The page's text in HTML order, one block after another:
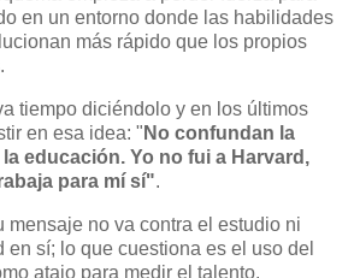
en un entorno donde las habilidades
más rápido que los propios
tiempo diciéndolo y en los últimos
en esa idea: " No confundan la
educación. Yo no fui a Harvard,
para mí sí".
mensaje no va contra el estudio ni
en sí; lo que cuestiona es el uso del
atajo para medir el talento.